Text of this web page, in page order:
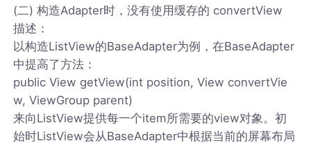
(二) 构造Adapter时，没有使用缓存的 convertView
描述：
以构造ListView的BaseAdapter为例，在BaseAdapter
中提高了方法：
public View getView(int position, View convertVie
w, ViewGroup parent)
来向ListView提供每一个item所需要的view对象。初
始时ListView会从BaseAdapter中根据当前的屏幕布局